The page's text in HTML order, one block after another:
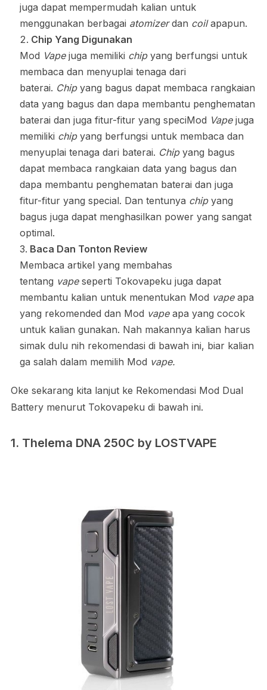
juga dapat mempermudah kalian untuk
menggunakan berbagai atomizerdan coilapapun.
Chip Yang Digunakan
Mod Vape juga memiliki chip yang berfungsi untuk
membaca dan menyuplai tenaga dari
baterai. Chip yang bagus dapat membaca rangkaian
data yang bagus dan dapa membantu penghematan
baterai dan juga fitur-fitur yang speciMod Vape juga
memiliki chip yang berfungsi untuk membaca dan
menyuplai tenaga dari baterai. Chip yang bagus
dapat membaca rangkaian data yang bagus dan
dapa membantu penghematan baterai dan juga
fitur-fitur yang special. Dan tentunya chip yang
bagus juga dapat menghasilkan power yang sangat
optimal.
Baca Dan Tonton Review
Membaca artikel yang membahas
tentang vape seperti Tokovapeku juga dapat
membantu kalian untuk menentukan Mod vape apa
yang rekomended dan Mod vape apa yang cocok
untuk kalian gunakan. Nah makannya kalian harus
simak dulu nih rekomendasi di bawah ini, biar kalian
ga salah dalam memilih Mod vape.
Oke sekarang kita lanjut ke Rekomendasi Mod Dual
Battery menurut Tokovapeku di bawah ini.
1. Thelema DNA 250C by LOSTVAPE